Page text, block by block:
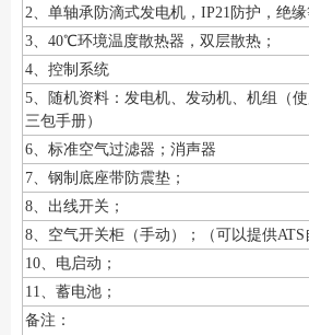
2、单轴承防滴式发电机，IP21防护，绝缘
3、40℃环境温度散热器，双层散热；
4、控制系统
5、随机资料：发电机、发动机、机组（使
三包手册）
6、标准空气过滤器；消声器
7、钢制底座带防震垫；
8、出线开关；
8、空气开关柜（手动）；（可以提供ATS
10、电启动；
11、蓄电池；
备注：